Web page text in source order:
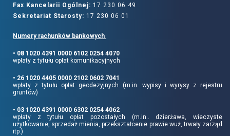
Fax Kancelarii Ogólnej: 17 230 06 49
Sekretariat Starosty: 17 230 06 01
Numery rachunków bankowych
• 08 1020 4391 0000 6102 0254 4070
wpłaty z tytułu opłat komunikacyjnych
• 26 1020 4405 0000 2102 0602 7041
wpłaty z tytułu opłat geodezyjnych (m.in. wypisy i wyrysy z rejestru
gruntów)
• 03 1020 4391 0000 6302 0254 4062
wpłaty z tytułu opłat pozostałych (m.in.. dzierżawa, wieczyste
użytkowanie, sprzedaż mienia, przekształcenie prawie wuż, trwały zarząd
itp.)